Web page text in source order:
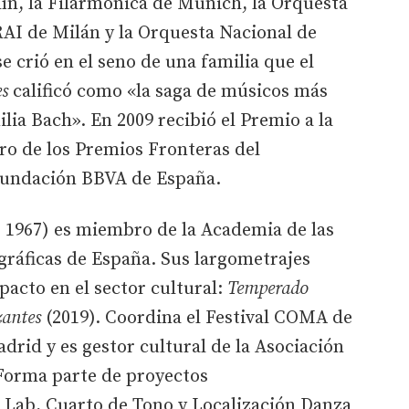
de Milán y la Orquesta Nacional de
crió en el seno de una familia que el
calificó como «la saga de músicos más
Bach». En 2009 recibió el Premio a la
de los Premios Fronteras del
BBVA de España.
es miembro de la Academia de las
de España. Sus largometrajes
en el sector cultural: Temperado
(2019). Coordina el Festival COMA de
y es gestor cultural de la Asociación
parte de proyectos